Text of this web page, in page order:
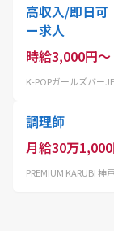
高収入/即日可
ー求人
時給3,000円～
K-POPガールズバー
調理師
月給30万
PREMIUM KARUBI